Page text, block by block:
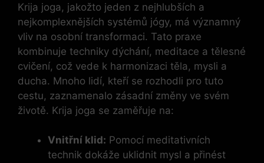
Krija joga, jakožto jeden z nejhlubších a
nejkomplexnějších systémů jógy, má významný
vliv na osobní transformaci. Tato praxe
kombinuje techniky dýchání, meditace a tělesné
cvičení, což vede k harmonizaci těla, mysli a
ducha. Mnoho lidí, kteří se rozhodli pro tuto
cestu, zaznamenalo zásadní změny ve svém
životě. Krija joga se zaměřuje na:
Vnitřní klid: Pomocí meditativních
technik dokáže uklidnit mysl a přinést